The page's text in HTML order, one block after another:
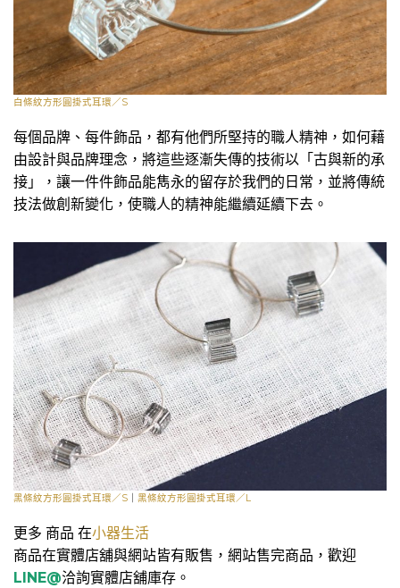
白條紋方形圓掛式耳環／S
每個品牌、每件飾品，都有他們所堅持的職人精神，如何藉
由設計與品牌理念，將這些逐漸失傳的技術以「古與新的承
接」，讓一件件飾品能雋永的留存於我們的日常，並將傳統
技法做創新變化，使職人的精神能繼續延續下去。
黑條紋方形圓掛式耳環／S 黑條紋方形圓掛式耳環／L
更多 商品 在小器生活
商品在實體店舖與網站皆有販售，網站售完商品，歡迎
LINE@洽詢實體店舖庫存。